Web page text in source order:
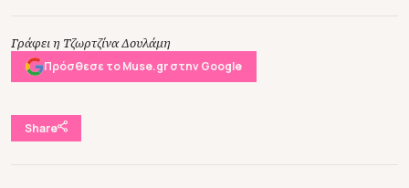
Γράφει η Τζωρτζίνα Δουλάμη
Πρόσθεσε το Muse.gr στην Google
Share